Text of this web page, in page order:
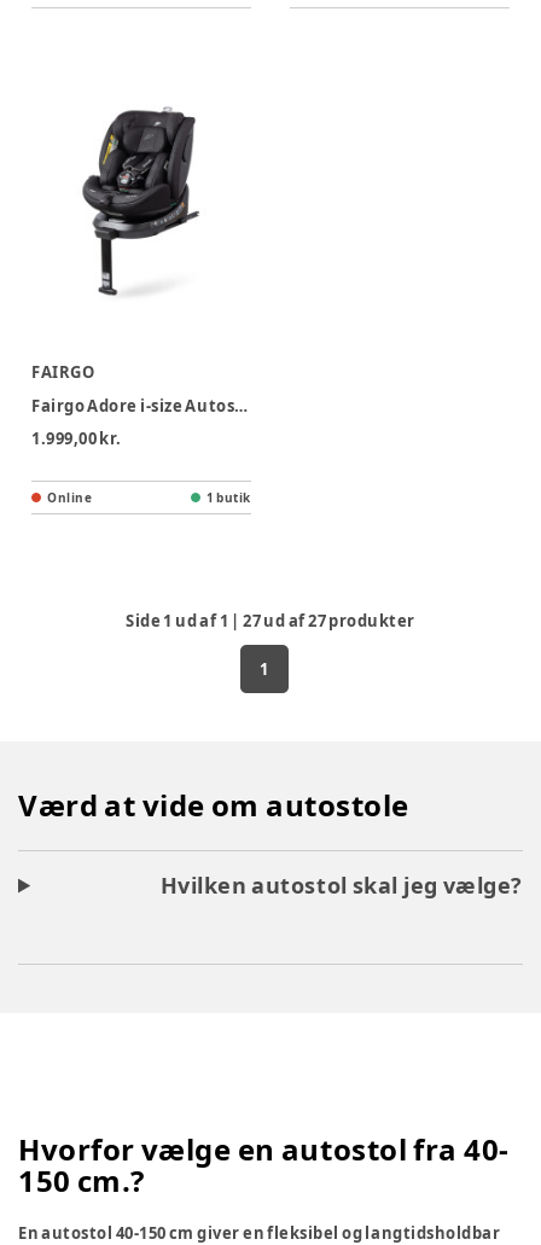
FAIRGO
Fairgo Adore i-size Autostol- Black Sand
1.999,00 kr.
Online 1 butik
Side 1 ud af1 |27ud af27produkter
1
Værd at vide om autostole
Hvilken autostol skal jeg vælge?
Hvorfor vælge en autostol fra 40-
150 cm.?
En autostol 40-150 cm giver en fleksibel og langtidsholdbar